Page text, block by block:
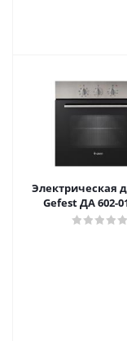
Электрическая
Gefest ДА 602-